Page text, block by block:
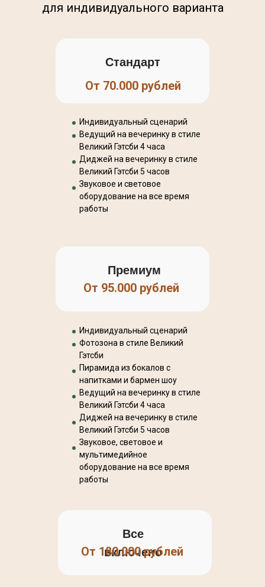
Индивидуальный сценарий
Ведущий на вечеринку в стиле
Великий Гэтсби 4 часа
Диджей на вечеринку в стиле
Великий Гэтсби 5 часов
Звуковое и световое
оборудование на все время
работы
для индивидуального варианта
Стандарт
От 70.000 рублей
Премиум
От 95.000 рублей
Индивидуальный сценарий
Фотозона в стиле Великий
Гэтсби
Пирамида из бокалов с
напитками и бармен шоу
Ведущий на вечеринку в стиле
Великий Гэтсби 4 часа
Диджей на вечеринку в стиле
Великий Гэтсби 5 часов
Звуковое, световое и
мультимедийное
оборудование на все время
работы
Все
включено
От 180.000 рублей